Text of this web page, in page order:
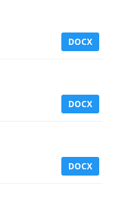
DOCX
DOCX
DOCX